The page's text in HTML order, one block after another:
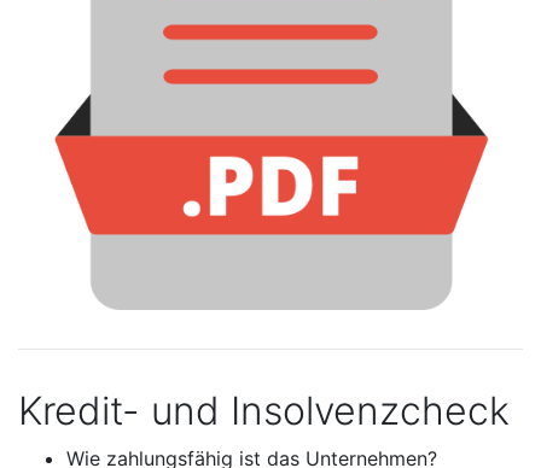
Kredit- und Insolvenzcheck
Wie zahlungsfähig ist das Unternehmen?